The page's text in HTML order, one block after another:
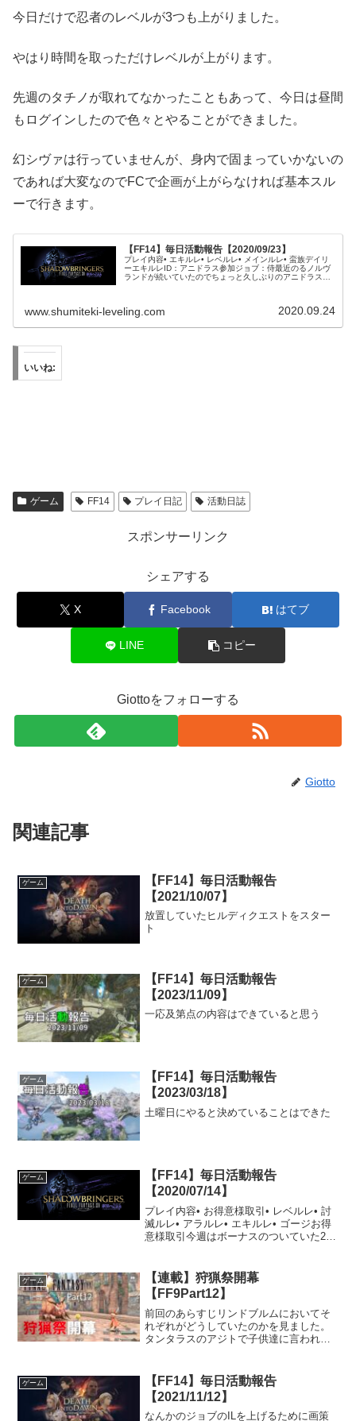
今日だけで忍者のレベルが3つも上がりました。
やはり時間を取っただけレベルが上がります。
先週のタチノが取れてなかったこともあって、今日は昼間
もログインしたので色々とやることができました。
幻シヴァは行っていませんが、身内で固まっていかないの
であれば大変なのでFCで企画が上がらなければ基本スル
ーで行きます。
【FF14】毎日活動報告【2020/09/23】
プレイ内容• エキルレ• レベルレ• メインルレ• 蛮族デイリ
ーエキルレID：アニドラス参加ジョブ：侍最近のるノルヴ
ランドが続いていたのでちょっと久しぶりのアニドラスで
www.shumiteki-leveling.com 2020.09.24
いいね:
ゲーム FF14 プレイ日記 活動日誌
スポンサーリンク
シェアする
X Facebook はてブ
LINE コピー
Giottoをフォローする
Giotto
関連記事
ゲーム
【FF14】毎日活動報告
【2021/10/07】
放置していたヒルディクエストをスター
ト
ゲーム
【FF14】毎日活動報告
【2023/11/09】
一応及第点の内容はできていると思う
ゲーム
【FF14】毎日活動報告
【2023/03/18】
土曜日にやると決めていることはできた
ゲーム
【FF14】毎日活動報告
【2020/07/14】
プレイ内容• お得意様取引• レベルレ• 討
滅ルレ• アラルレ• エキルレ• ゴージお得
意様取引今週はボーナスのついていた2人
ベルレID：ドラゴンズエアリー参加ジョ
ブ：...
ゲーム
【連載】狩猟祭開幕
【FF9Part12】
前回のあらすじリンドブルムにおいてそ
れぞれがどうしていたのかを見ました。
タンタラスのアジトで子供達に言われて
に出て優勝すると言ったジタン。その狩
猟祭にはジタンの他にフラ...
ゲーム
【FF14】毎日活動報告
【2021/11/12】
なんかのジョブのILを上げるために画策